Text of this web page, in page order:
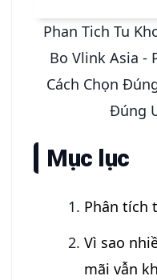
Phan Tich Tu
Bo Vlink Asia -
Cách Chọn
Đúng
Mục lục
Phân tích
Vì sao
mãi vẫn